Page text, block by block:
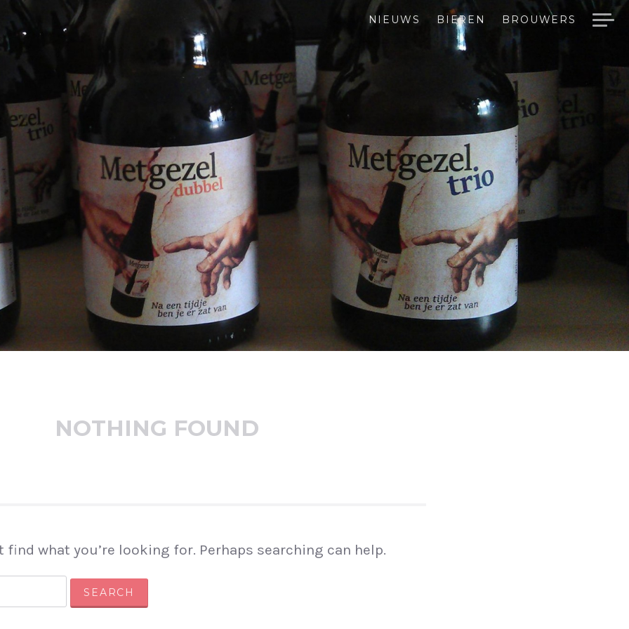
NIEUWS BIEREN BROUWERS
NOTHING FOUND
find what you’re looking for. Perhaps searching can help.